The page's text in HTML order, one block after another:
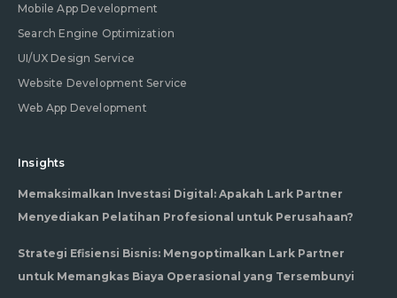
Mobile App Development
Search Engine Optimization
UI/UX Design Service
Website Development Service
Web App Development
Insights
Memaksimalkan Investasi Digital: Apakah Lark Partner
Menyediakan Pelatihan Profesional untuk Perusahaan?
Strategi Efisiensi Bisnis: Mengoptimalkan Lark Partner
untuk Memangkas Biaya Operasional yang Tersembunyi